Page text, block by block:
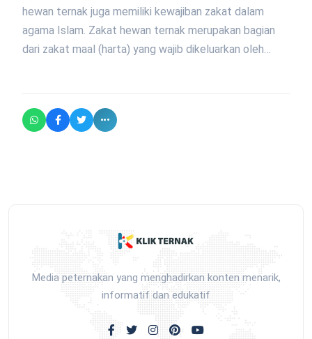
hewan ternak juga memiliki kewajiban zakat dalam
agama Islam. Zakat hewan ternak merupakan bagian
dari zakat maal (harta) yang wajib dikeluarkan oleh…
Media peternakan yang menghadirkan konten menarik,
informatif dan edukatif